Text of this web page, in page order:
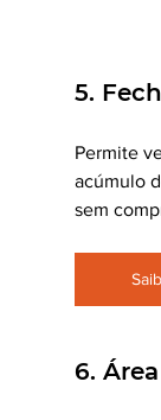
5.
Permite
acúmulo
sem
6.